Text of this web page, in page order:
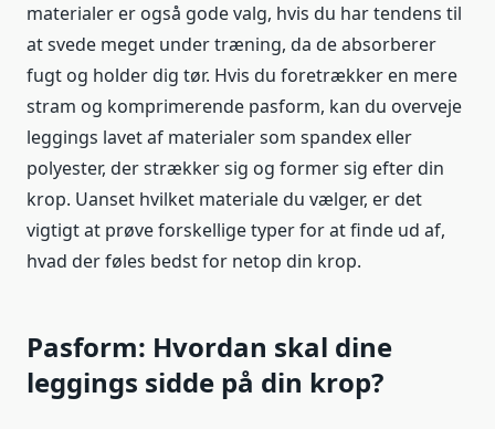
materialer er også gode valg, hvis du har tendens til
at svede meget under træning, da de absorberer
fugt og holder dig tør. Hvis du foretrækker en mere
stram og komprimerende pasform, kan du overveje
leggings lavet af materialer som spandex eller
polyester, der strækker sig og former sig efter din
krop. Uanset hvilket materiale du vælger, er det
vigtigt at prøve forskellige typer for at finde ud af,
hvad der føles bedst for netop din krop.
Pasform: Hvordan skal dine
leggings sidde på din krop?